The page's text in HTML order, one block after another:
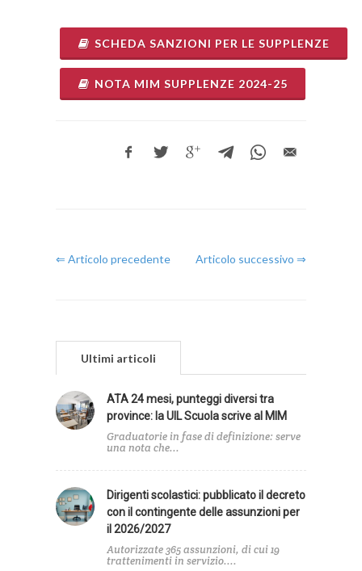
SCHEDA SANZIONI PER LE SUPPLENZE
NOTA MIM SUPPLENZE 2024-25
⇐ Articolo precedente Articolo successivo ⇒
Ultimi articoli
ATA 24 mesi, punteggi diversi tra
province: la UIL Scuola scrive al MIM
Graduatorie in fase di definizione: serve
una nota che...
Dirigenti scolastici: pubblicato il decreto
con il contingente delle assunzioni per
il 2026/2027
Autorizzate 365 assunzioni, di cui 19
trattenimenti in servizio....